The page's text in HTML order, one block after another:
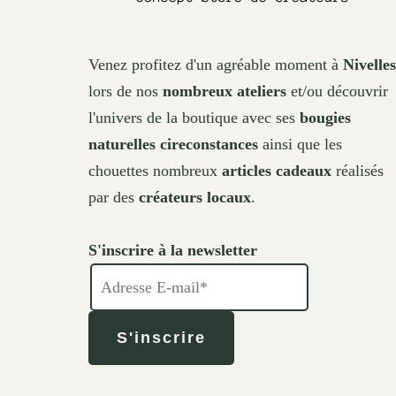
Venez profitez d'un agréable moment à Nivelles
lors de nos nombreux ateliers et/ou découvrir
l'univers de la boutique avec ses bougies
naturelles cireconstances ainsi que les
chouettes nombreux articles cadeaux réalisés
par des créateurs locaux.
S'inscrire à la newsletter